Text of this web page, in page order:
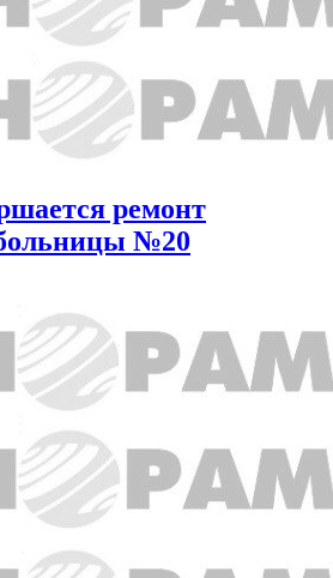
ремонт
№20